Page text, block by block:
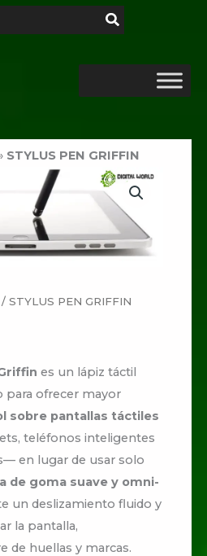
STYLUS PEN GRIFFIN
/ STYLUS PEN GRIFFIN
es un lápiz táctil
para ofrecer mayor
sobre pantallas táctiles
teléfonos inteligentes
en lugar de usar solo
de goma suave y omni-
un deslizamiento fluido y
la pantalla,
de huellas y marcas.